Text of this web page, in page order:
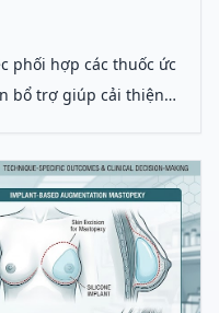
phối hợp các thuốc ức
bổ trợ giúp cải thiện
với ERBB2, đặc biệt